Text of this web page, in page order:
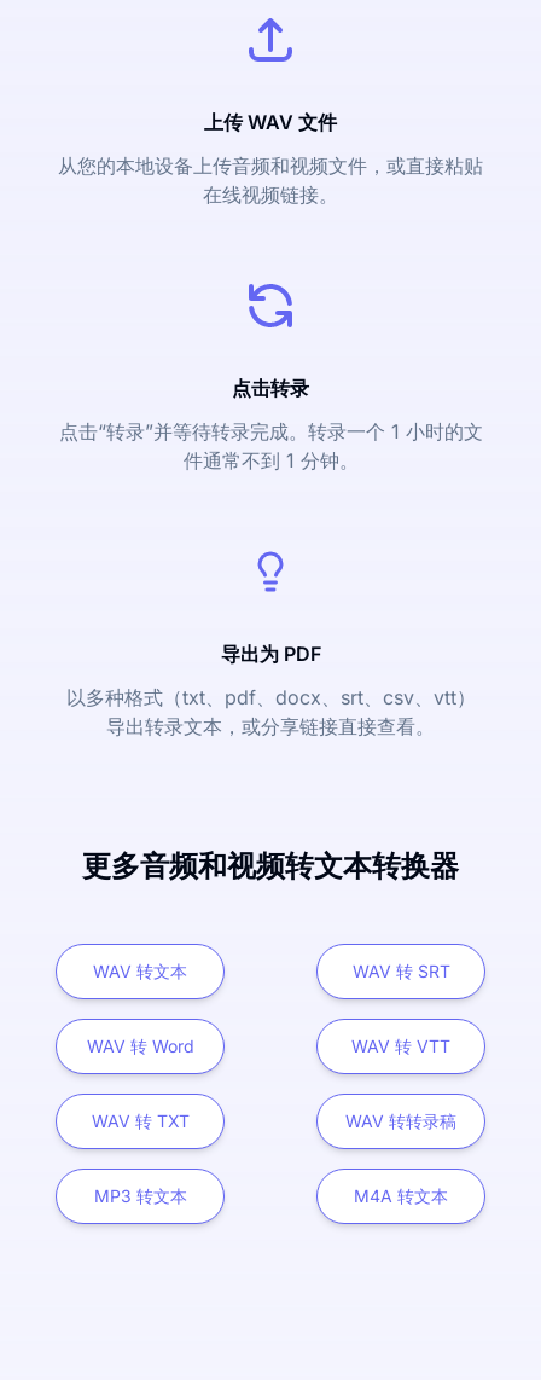
上传 WAV 文件
从您的本地设备上传音频和视频文件，或直接粘贴
在线视频链接。
点击转录
点击“转录”并等待转录完成。转录一个 1 小时的文
件通常不到 1 分钟。
导出为 PDF
以多种格式（txt、pdf、docx、srt、csv、vtt）
导出转录文本，或分享链接直接查看。
更多音频和视频转文本转换器
WAV 转文本 WAV 转 SRT
WAV 转 Word WAV 转 VTT
WAV 转 TXT WAV 转转录稿
MP3 转文本 M4A 转文本